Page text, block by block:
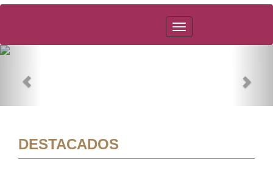
PAOT
DESTACADOS